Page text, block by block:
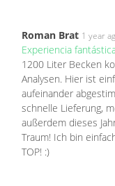
Roman Brat 1 year
Experiencia
1200 Liter Becken
Analysen. Hier ist
aufeinander
schnelle Lieferung,
außerdem dieses
Traum! Ich bin
TOP! :)